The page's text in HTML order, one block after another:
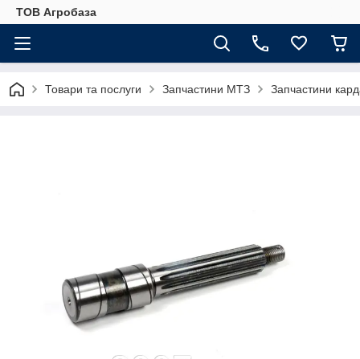
ТОВ Агробаза
Товари та послуги Запчастини МТЗ Запчастини